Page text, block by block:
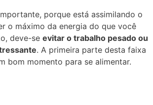
porque está assimilando o
o máximo da energia do que você
deve-se evitar o trabalho pesado ou
. A primeira parte desta faixa
bom momento para se alimentar.